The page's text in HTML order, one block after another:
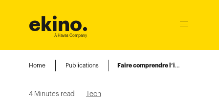
ekino.
A Havas Company
Ouvrir
Home Publications Faire comprendre l’importance des tests au client
4 Minutes read Tech